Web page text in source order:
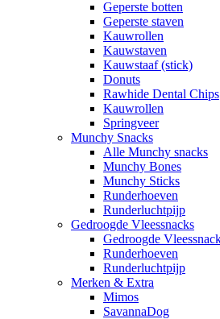
Geperste botten
Geperste staven
Kauwrollen
Kauwstaven
Kauwstaaf (stick)
Donuts
Rawhide Dental Chips
Kauwrollen
Springveer
Munchy Snacks
Alle Munchy snacks
Munchy Bones
Munchy Sticks
Runderhoeven
Runderluchtpijp
Gedroogde Vleessnacks
Gedroogde
Runderhoeven
Runderluchtpijp
Merken & Extra
Mimos
SavannaDog